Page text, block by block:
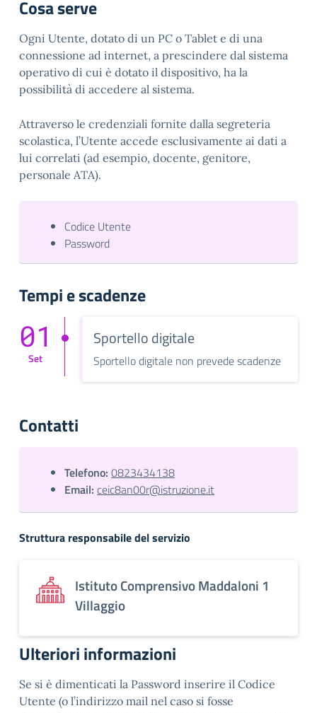
Cosa serve
Ogni Utente, dotato di un PC o Tablet e di una
connessione ad internet, a prescindere dal sistema
operativo di cui è dotato il dispositivo, ha la
possibilità di accedere al sistema.
Attraverso le credenziali fornite dalla segreteria
scolastica, l’Utente accede esclusivamente ai dati a
lui correlati (ad esempio, docente, genitore,
personale ATA).
Codice Utente
Password
Tempi e scadenze
01
Set
Sportello digitale
Sportello digitale non prevede scadenze
Contatti
Telefono: 0823434138
Email: ceic8an00r@istruzione.it
Struttura responsabile del servizio
Istituto Comprensivo Maddaloni 1
Villaggio
Ulteriori informazioni
Se si è dimenticati la Password inserire il Codice
Utente (o l’indirizzo mail nel caso si fosse